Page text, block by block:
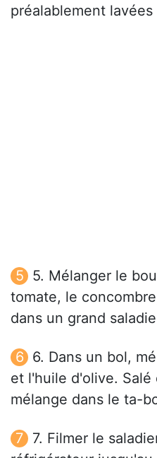
préalablement lavées
5. Mélanger le
tomate, le
dans un grand
6. Dans un bol,
et l'huile d'olive. Salé
mélange dans le ta-
7. Filmer le